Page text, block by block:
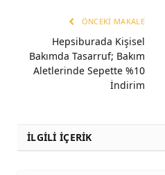
ÖNCEKI MAKALE
Hepsiburada Kişisel
Bakımda Tasarruf; Bakım
Aletlerinde Sepette %10
İndirim
İLGİLİ İÇERİK